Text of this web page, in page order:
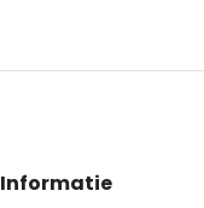
Informatie